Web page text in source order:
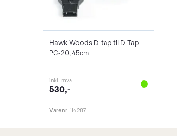
Hawk-Woods D-tap til D-Tap
PC-20, 45cm
inkl. mva
530,-
Varenr 114287